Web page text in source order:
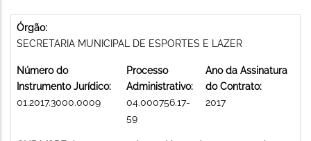
Órgão:
SECRETARIA MUNICIPAL DE ESPORTES E LAZER
Número do
Instrumento Jurídico:
01.2017.3000.0009
Processo
Administrativo:
04.000756.17-
59
Ano da Assinatura
do Contrato:
2017